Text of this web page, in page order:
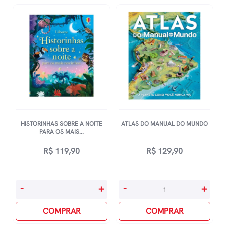
HISTORINHAS SOBRE A NOITE
PARA OS MAIS...
R$ 119,90
Historinhas
Noite
- +
COMPRAR
ATLAS DO MANUAL DO MUNDO
R$ 129,90
Atlas
Do
- +
COMPRAR